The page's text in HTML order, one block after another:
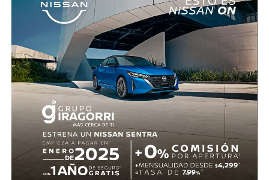
fue trasladado al Servicio Médico Forense en espera de
ser identificado, en tanto continúan las investigaciones.